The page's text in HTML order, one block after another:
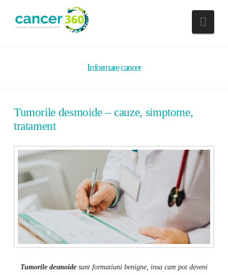
Informare cancer
Tumorile desmoide – cauze, simptome,
tratament
Tumorile desmoidesunt formatiuni benigne, insa care pot deveni